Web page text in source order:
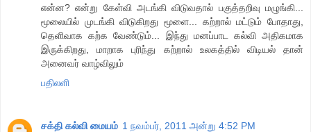
என்ன? என்று கேள்வி அடங்கி விடுவதால் பகுத்தறிவு மழுங்கி...
மூலையில் முடங்கி விடுகிறது மூளை... கற்றால் மட்டும் போதாது,
தெளிவாக கற்க வேண்டும்... இந்து மனப்பாட கல்வி அதிகமாக
இருக்கிறது, மாறாக புரிந்து கற்றால் உலகத்தில் விடியல் தான்
அனைவர் வாழ்விலும்
பதிலளி
சக்தி கல்வி மையம் 1 நவம்பர், 2011 அன்று 4:52 PM